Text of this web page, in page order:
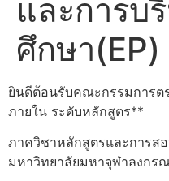
และการบ
ศึกษา(EP)
ยินดีต้อนรับคณะกรรมการต
ภายใน ระดับหลักสูตร**
ภาควิชาหลักสูตรและการส
มหาวิทยาลัยมหาจุฬาลงกร